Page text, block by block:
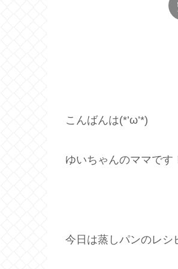
こんばんは(*’ω’*)
ゆいちゃんのママです
今日は蒸しパンのレシ